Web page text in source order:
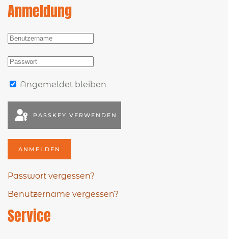
Anmeldung
Angemeldet bleiben
PASSKEY VERWENDEN
ANMELDEN
Passwort vergessen?
Benutzername vergessen?
Service